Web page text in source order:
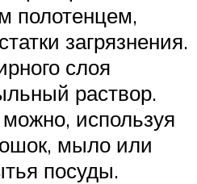
полотенцем,
загрязнения.
слоя
раствор.
можно, используя
мыло или
посуды.